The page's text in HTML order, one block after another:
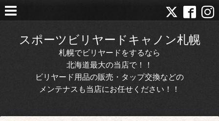
スポーツビリヤードキャノン札幌
札幌でビリヤードをするなら
北海道最大の当店で！！
ビリヤード用品の販売・タップ交換などの
メンテナスも当店にお任せください！！